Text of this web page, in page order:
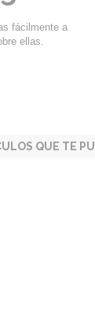
fácilmente a
ellas.
QUE TE